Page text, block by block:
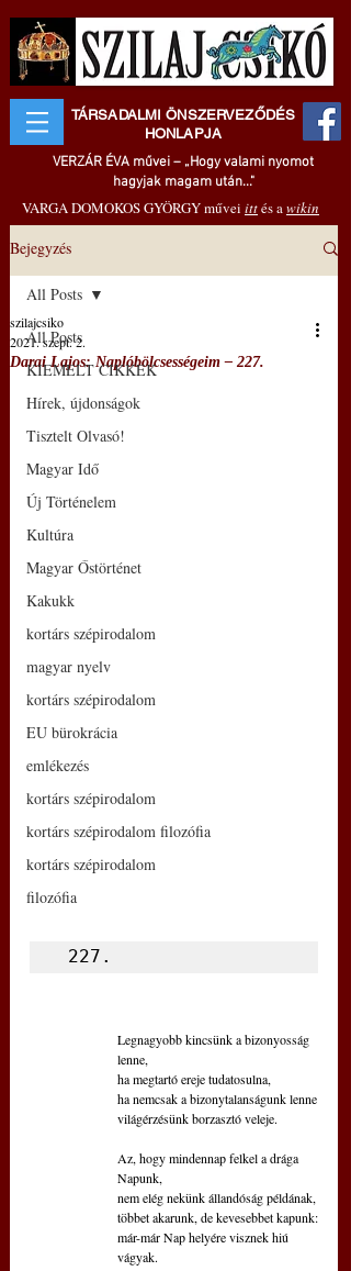
TÁRSADALMI ÖNSZERVEZŐDÉS
HONLAPJA
VERZÁR ÉVA művei – „Hogy valami nyomot
hagyjak magam után..."
VARGA DOMOKOS GYÖRGY művei ittés awikin
Bejegyzés
All Posts
KIEMELT CIKKEK
Hírek, újdonságok
Tisztelt Olvasó!
Magyar Idő
Új Történelem
Kultúra
Magyar Őstörténet
Kakukk
kortárs szépirodalom
magyar nyelv
kortárs szépirodalom
EU bürokrácia
emlékezés
kortárs szépirodalom
kortárs szépirodalom filozófia
kortárs szépirodalom
filozófia
All Posts
Darai Lajos: Naplóbölcsességeim – 227.
szilajcsiko
2021. szept. 2.
227.
Legnagyobb kincsünk a bizonyosság
lenne,
ha megtartó ereje tudatosulna,
ha nemcsak a bizonytalanságunk lenne
világérzésünk borzasztó veleje.
Az, hogy mindennap felkel a drága
Napunk,
nem elég nekünk állandóság példának,
többet akarunk, de kevesebbet kapunk:
már-már Nap helyére visznek hiú
vágyak.